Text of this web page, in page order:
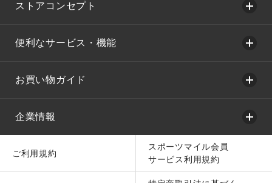
ストアコンセプト
便利なサービス・機能
お買い物ガイド
企業情報
ご利用規約
スポーツマイル会員
サービス利用規約